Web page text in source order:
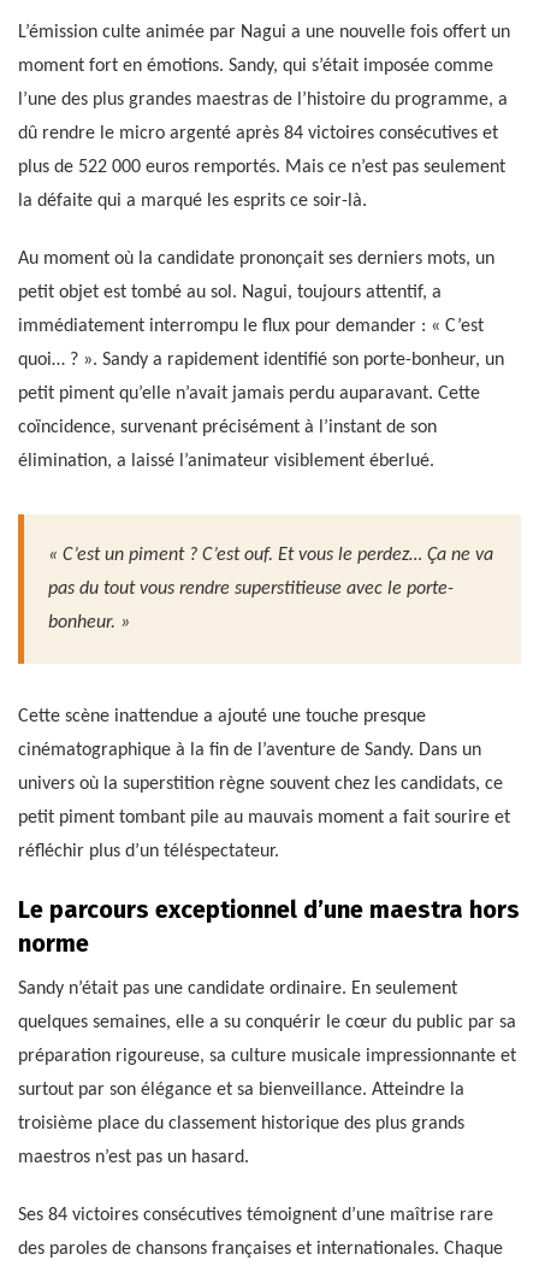
L’émission culte animée par Nagui a une nouvelle fois offert un
moment fort en émotions. Sandy, qui s’était imposée comme
l’une des plus grandes maestras de l’histoire du programme, a
dû rendre le micro argenté après 84 victoires consécutives et
plus de 522 000 euros remportés. Mais ce n’est pas seulement
la défaite qui a marqué les esprits ce soir-là.
Au moment où la candidate prononçait ses derniers mots, un
petit objet est tombé au sol. Nagui, toujours attentif, a
immédiatement interrompu le flux pour demander : « C’est
quoi… ? ». Sandy a rapidement identifié son porte-bonheur, un
petit piment qu’elle n’avait jamais perdu auparavant. Cette
coïncidence, survenant précisément à l’instant de son
élimination, a laissé l’animateur visiblement éberlué.
« C’est un piment ? C’est ouf. Et vous le perdez… Ça ne va
pas du tout vous rendre superstitieuse avec le porte-
bonheur. »
Cette scène inattendue a ajouté une touche presque
cinématographique à la fin de l’aventure de Sandy. Dans un
univers où la superstition règne souvent chez les candidats, ce
petit piment tombant pile au mauvais moment a fait sourire et
réfléchir plus d’un téléspectateur.
Le parcours exceptionnel d’une maestra hors
norme
Sandy n’était pas une candidate ordinaire. En seulement
quelques semaines, elle a su conquérir le cœur du public par sa
préparation rigoureuse, sa culture musicale impressionnante et
surtout par son élégance et sa bienveillance. Atteindre la
troisième place du classement historique des plus grands
maestros n’est pas un hasard.
Ses 84 victoires consécutives témoignent d’une maîtrise rare
des paroles de chansons françaises et internationales. Chaque